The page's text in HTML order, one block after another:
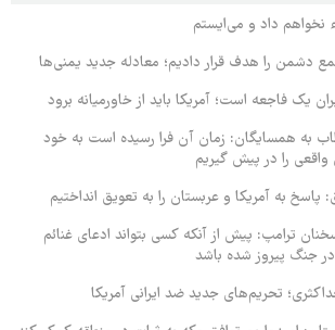
نخواهم داد و می‌ایستم
دشمن را هدف قرار دادیم؛ معادله جدید یمنی‌ها
یک فاجعه است؛ آمریکا باید از خاورمیانه برود
به همسایگان: زمان آن فرا رسیده است به خود
واقعی را در پیش گیریم
به آمریکا و عربستان را به تعویق انداختیم
ترامپ: پیش از آنکه کسی بتواند ادعای غنائم
در جنگ پیروز شده باشد
تحریم‌های جدید ضد ایرانی آمریکا